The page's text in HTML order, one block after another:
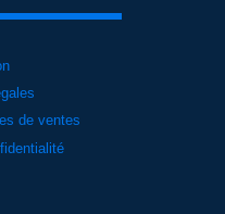
de ventes